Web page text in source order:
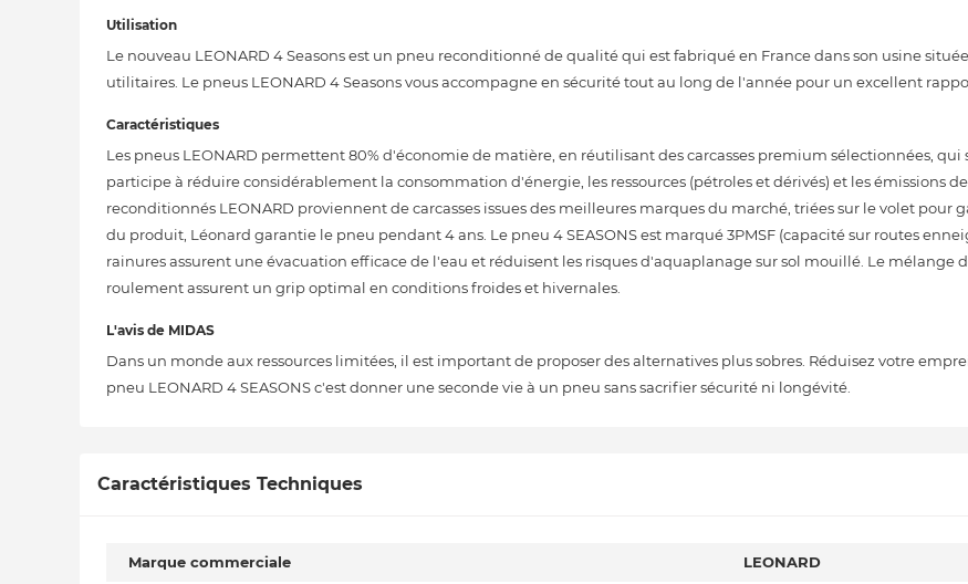
Utilisation
Le nouveau LEONARD 4 Seasons est un pneu reconditionné de qualité qui est fabriqué en France dans son usine
utilitaires. Le pneus LEONARD 4 Seasons vous accompagne en sécurité tout au long de l'année pour un excellent
Caractéristiques
Les pneus LEONARD permettent 80% d'économie de matière, en réutilisant des carcasses premium sélectionnées,
participe à réduire considérablement la consommation d'énergie, les ressources (pétroles et dérivés) et les émissions
reconditionnés LEONARD proviennent de carcasses issues des meilleures marques du marché, triées sur le volet
du produit, Léonard garantie le pneu pendant 4 ans. Le pneu 4 SEASONS est marqué 3PMSF (capacité sur routes
rainures assurent une évacuation efficace de l'eau et réduisent les risques d'aquaplanage sur sol mouillé. Le
roulement assurent un grip optimal en conditions froides et hivernales.
L'avis de MIDAS
Dans un monde aux ressources limitées, il est important de proposer des alternatives plus sobres. Réduisez votre
pneu LEONARD 4 SEASONS c'est donner une seconde vie à un pneu sans sacrifier sécurité ni longévité.
Caractéristiques Techniques
Marque commerciale LEONARD